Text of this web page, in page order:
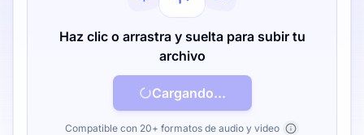
Haz clic o arrastra y suelta para subir tu
archivo
Cargando...
Compatible con 20+ formatos de audio y video